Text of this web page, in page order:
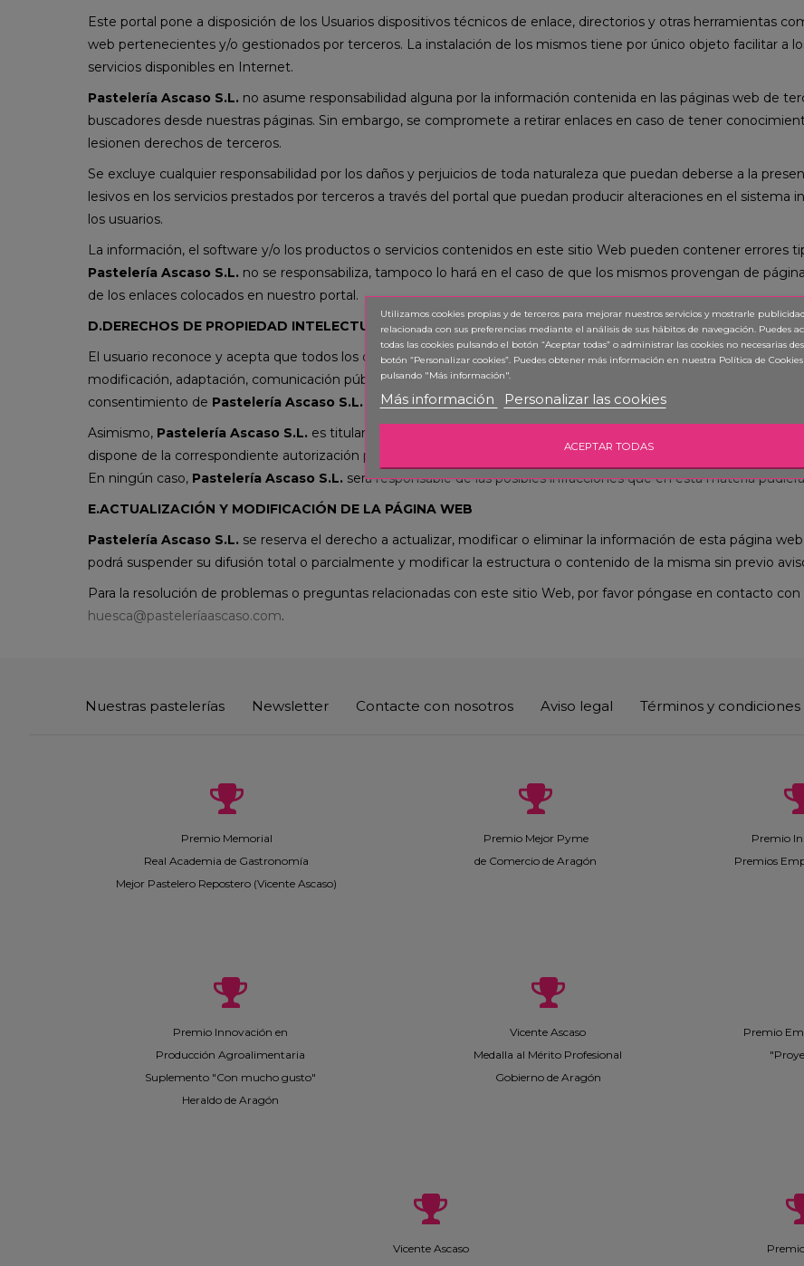
Este portal pone a disposición de los Usuarios dispositivos técnicos de enlace, directorios y otras herramientas
web pertenecientes y/o gestionados por terceros. La instalación de los mismos tiene por único objeto facilitar a
servicios disponibles en Internet.
Pastelería Ascaso S.L. no asume responsabilidad alguna por la información contenida en las páginas web de
buscadores desde nuestras páginas. Sin embargo, se compromete a retirar enlaces en caso de tener
lesionen derechos de terceros.
Se excluye cualquier responsabilidad por los daños y perjuicios de toda naturaleza que puedan deberse a la
lesivos en los servicios prestados por terceros a través del portal que puedan producir alteraciones en el
los usuarios.
La información, el software y/o los productos o servicios contenidos en este sitio Web pueden contener errores
Pastelería Ascaso S.L. no se responsabiliza, tampoco lo hará en el caso de que los mismos provengan de
de los enlaces colocados en nuestro portal.
D.DERECHOS DE PROPIEDAD INTELECTUAL
El usuario reconoce y acepta que todos los derechos sobre el contenido de este sitio web pertenecen a
modificación, adaptación, comunicación pública, distribución, venta, alquiler y cualquier otro derecho de
consentimiento de Pastelería Ascaso S.L. queda prohibido.
Asimismo, Pastelería Ascaso S.L. es titular de los derechos de propiedad industrial derivados de los elementos
dispone de la correspondiente autorización para su utilización.
En ningún caso, Pastelería Ascaso S.L. será responsable de las posibles infracciones que en esta materia
E.ACTUALIZACIÓN Y MODIFICACIÓN DE LA PÁGINA WEB
Pastelería Ascaso S.L. se reserva el derecho a actualizar, modificar o eliminar la información de esta página
podrá suspender su difusión total o parcialmente y modificar la estructura o contenido de la misma sin previo
Para la resolución de problemas o preguntas relacionadas con este sitio Web, por favor póngase en contacto con
huesca@pasteleríaascaso.com.
Nuestras pastelerías Newsletter Contacte con nosotros Aviso legal Términos y condiciones
Premio Memorial
Real Academia de Gastronomía
Mejor Pastelero Repostero (Vicente Ascaso)
Premio Mejor Pyme
de Comercio de Aragón
Premio
Premios
Premio Innovación en
Producción Agroalimentaria
Suplemento "Con mucho gusto"
Heraldo de Aragón
Vicente Ascaso
Medalla al Mérito Profesional
Gobierno de Aragón
Premio
Vicente Ascaso
Utilizamos cookies propias y de terceros para mejorar nuestros servicios y mostrarle publicidad
relacionada con sus preferencias mediante el análisis de sus hábitos de navegación. Puedes
todas las cookies pulsando el botón “Aceptar todas” o administrar las cookies no necesarias
botón “Personalizar cookies”. Puedes obtener más información en nuestra Política de Cookies
pulsando "Más información".
Más información Personalizar las cookies
ACEPTAR TODAS